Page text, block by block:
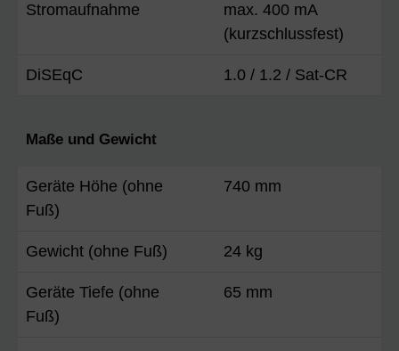
Stromaufnahme
max. 400 mA
(kurzschlussfest)
DiSEqC 1.0 / 1.2 / Sat-CR
Maße und Gewicht
Geräte Höhe (ohne
Fuß)
740 mm
Gewicht (ohne Fuß) 24 kg
Geräte Tiefe (ohne
Fuß)
65 mm